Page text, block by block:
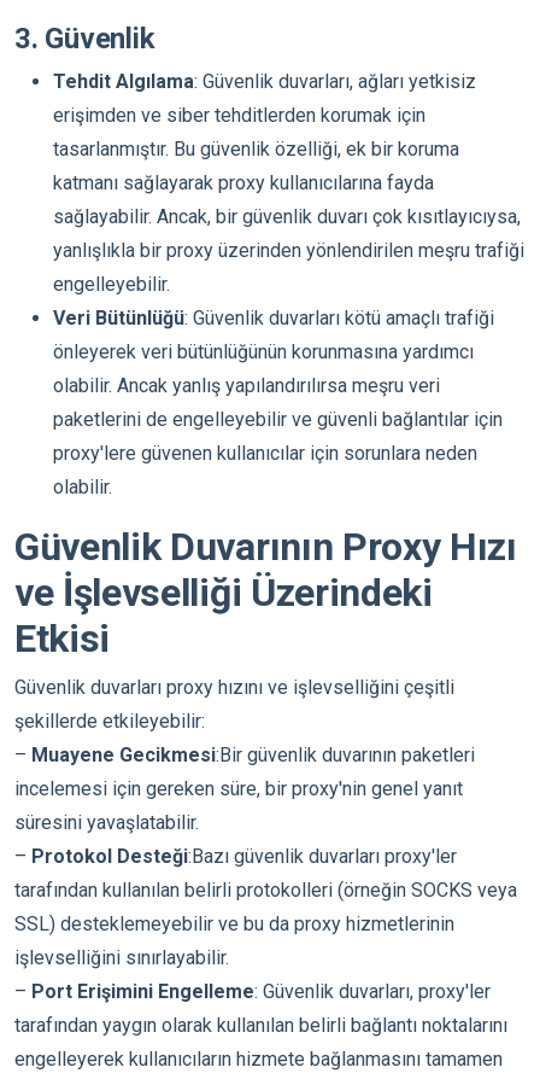
3. Güvenlik
Tehdit Algılama: Güvenlik duvarları, ağları yetkisiz
erişimden ve siber tehditlerden korumak için
tasarlanmıştır. Bu güvenlik özelliği, ek bir koruma
katmanı sağlayarak proxy kullanıcılarına fayda
sağlayabilir. Ancak, bir güvenlik duvarı çok kısıtlayıcıysa,
yanlışlıkla bir proxy üzerinden yönlendirilen meşru trafiği
engelleyebilir.
Veri Bütünlüğü: Güvenlik duvarları kötü amaçlı trafiği
önleyerek veri bütünlüğünün korunmasına yardımcı
olabilir. Ancak yanlış yapılandırılırsa meşru veri
paketlerini de engelleyebilir ve güvenli bağlantılar için
proxy'lere güvenen kullanıcılar için sorunlara neden
olabilir.
Güvenlik Duvarının Proxy Hızı
ve İşlevselliği Üzerindeki
Etkisi
Güvenlik duvarları proxy hızını ve işlevselliğini çeşitli
şekillerde etkileyebilir:
– Muayene Gecikmesi:Bir güvenlik duvarının paketleri
incelemesi için gereken süre, bir proxy'nin genel yanıt
süresini yavaşlatabilir.
– Protokol Desteği:Bazı güvenlik duvarları proxy'ler
tarafından kullanılan belirli protokolleri (örneğin SOCKS veya
SSL) desteklemeyebilir ve bu da proxy hizmetlerinin
işlevselliğini sınırlayabilir.
– Port Erişimini Engelleme: Güvenlik duvarları, proxy'ler
tarafından yaygın olarak kullanılan belirli bağlantı noktalarını
engelleyerek kullanıcıların hizmete bağlanmasını tamamen